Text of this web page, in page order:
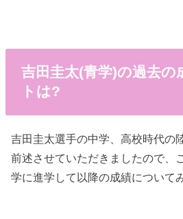
吉田圭太(青学)の過去の
トは?
吉田圭太選手の中学、高校時代の
前述させていただきましたので、
学に進学して以降の成績について